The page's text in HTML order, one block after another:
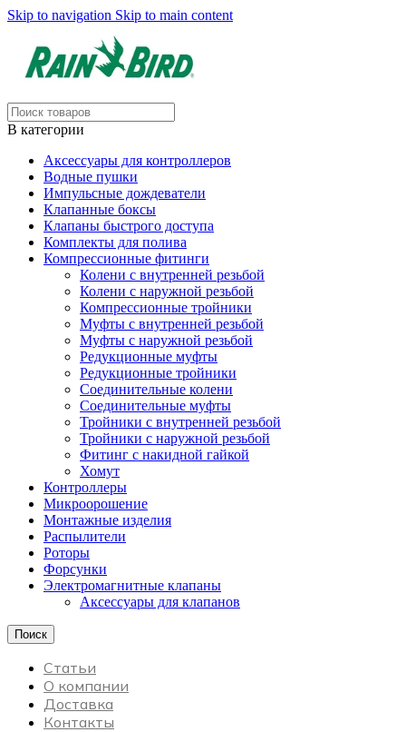
Skip to navigation Skip to main content
В категории
Аксессуары для контроллеров
Водные пушки
Импульсные дождеватели
Клапанные боксы
Клапаны быстрого доступа
Комплекты для полива
Компрессионные фитинги
Колени с внутренней резьбой
Колени с наружной резьбой
Компрессионные тройники
Муфты с внутренней резьбой
Муфты с наружной резьбой
Редукционные муфты
Редукционные тройники
Соединительные колени
Соединительные муфты
Тройники с внутренней резьбой
Тройники с наружной резьбой
Фитинг с накидной гайкой
Хомут
Контроллеры
Микроорошение
Монтажные изделия
Распылители
Роторы
Форсунки
Электромагнитные клапаны
Аксессуары для клапанов
Поиск
Статьи
О компании
Доставка
Контакты